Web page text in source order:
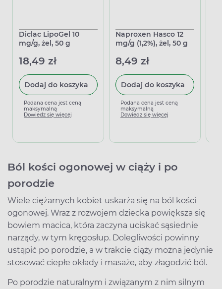
Diclac LipoGel 10
mg/g, żel, 50 g
18,49 zł
Dodaj do koszyka
Podana cena jest ceną
maksymalną
Dowiedz się więcej
Naproxen Hasco 12
mg/g (1,2%), żel, 50 g
8,49 zł
Dodaj do koszyka
Podana cena jest ceną
maksymalną
Dowiedz się więcej
Ból kości ogonowej w ciąży i po
porodzie
Wiele ciężarnych kobiet uskarża się na ból kości
ogonowej. Wraz z rozwojem dziecka powiększa się
bowiem macica, która zaczyna uciskać sąsiednie
narządy, w tym kręgosłup. Dolegliwości powinny
ustąpić po porodzie, a w trakcie ciąży można jedynie
stosować ciepłe okłady i masaże, aby złagodzić ból.
Po porodzie naturalnym i związanym z nim silnym